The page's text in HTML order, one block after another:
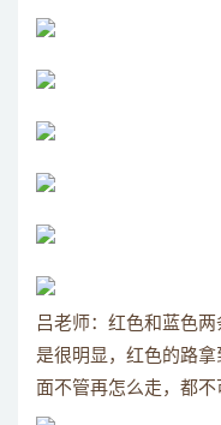
吕老师：红色和蓝色
是很明显，红色的路
面不管再怎么走，都不